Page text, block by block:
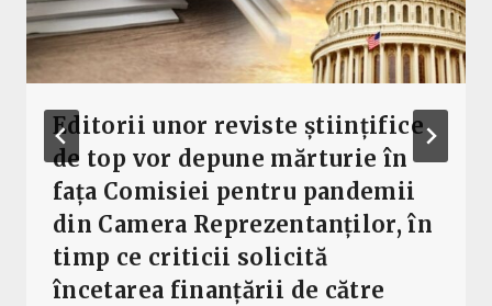
Editorii unor reviste științifice
de top vor depune mărturie în
fața Comisiei pentru pandemii
din Camera Reprezentanților, în
timp ce criticii solicită
încetarea finanțării de către